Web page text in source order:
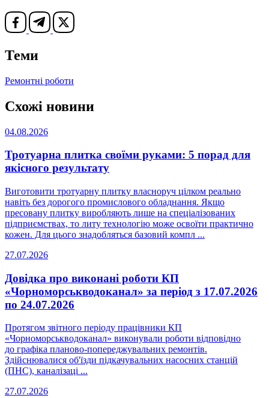
Теми
Ремонтні роботи
Схожі новини
04.08.2026
Тротуарна плитка своїми руками: 5 порад для
якісного результату
Виготовити тротуарну плитку власноруч цілком реально
навіть без дорогого промислового обладнання. Якщо
пресовану плитку виробляють лише на спеціалізованих
підприємствах, то литу технологію може освоїти практично
кожен. Для цього знадобляться базовий компл ...
27.07.2026
Довідка про виконані роботи КП
«Чорноморськводоканал» за період з 17.07.2026
по 24.07.2026
Протягом звітного періоду працівники КП
«Чорноморськводоканал» виконували роботи відповідно
до графіка планово-попереджувальних ремонтів.
Здійснювалися об'їзди підкачувальних насосних станцій
(ПНС), каналізаці ...
27.07.2026